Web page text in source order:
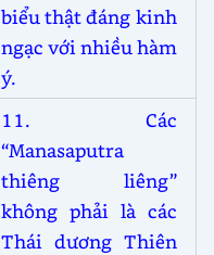
biểu thật đáng kinh
ngạc với nhiều hàm
ý.
11. Các
“Manasaputra
thiêng liêng”
không phải là các
Thái dương Thiên